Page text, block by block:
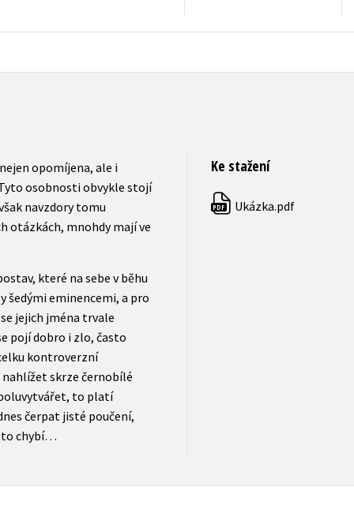
opomíjena, ale i
osobnosti obvykle stojí
navzdory tomu
otázkách, mnohdy mají ve
které na sebe v běhu
šedými eminencemi, a pro
jejich jména trvale
pojí dobro i zlo, často
kontroverzní
skrze černobílé
to platí
čerpat jisté poučení,
chybí…
Ke stažení
PDF Ukázka.pdf